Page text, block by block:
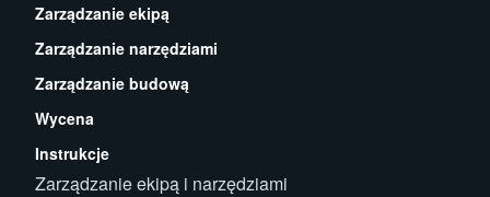
Zarządzanie ekipą
Zarządzanie narzędziami
Zarządzanie budową
Wycena
Instrukcje
Zarządzanie ekipą i narzędziami